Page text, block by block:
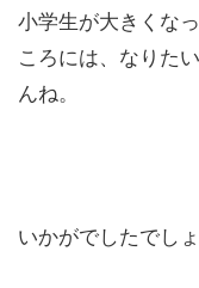
小学生が大きくな
ころには、なりた
んね。
いかがでしたでし